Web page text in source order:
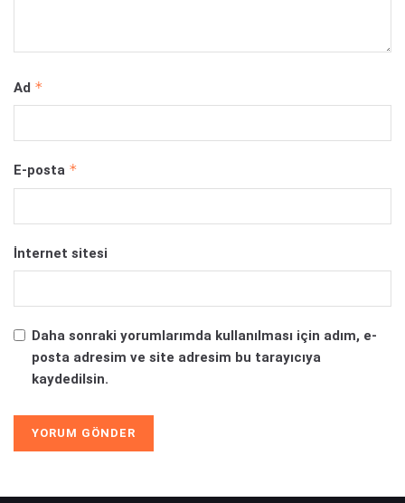
Ad *
E-posta *
İnternet sitesi
Daha sonraki yorumlarımda kullanılması için adım, e-
posta adresim ve site adresim bu tarayıcıya
kaydedilsin.